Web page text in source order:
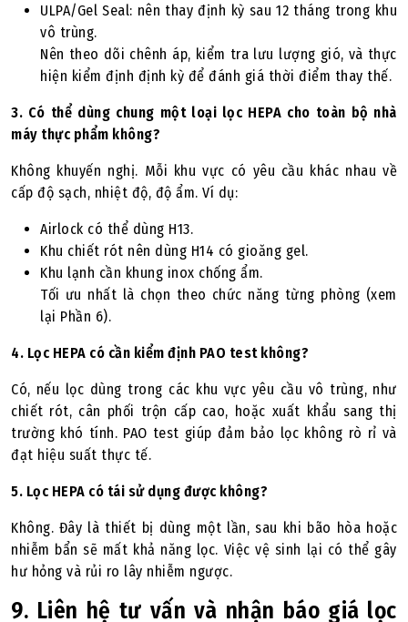
ULPA/Gel Seal: nên thay định kỳ sau 12 tháng trong khu
vô trùng.
Nên theo dõi chênh áp, kiểm tra lưu lượng gió, và thực
hiện kiểm định định kỳ để đánh giá thời điểm thay thế.
3. Có thể dùng chung một loại lọc HEPA cho toàn bộ nhà
máy thực phẩm không?
Không khuyến nghị. Mỗi khu vực có yêu cầu khác nhau về
cấp độ sạch, nhiệt độ, độ ẩm. Ví dụ:
Airlock có thể dùng H13.
Khu chiết rót nên dùng H14 có gioăng gel.
Khu lạnh cần khung inox chống ẩm.
Tối ưu nhất là chọn theo chức năng từng phòng (xem
lại Phần 6).
4. Lọc HEPA có cần kiểm định PAO test không?
Có, nếu lọc dùng trong các khu vực yêu cầu vô trùng, như
chiết rót, cân phối trộn cấp cao, hoặc xuất khẩu sang thị
trường khó tính. PAO test giúp đảm bảo lọc không rò rỉ và
đạt hiệu suất thực tế.
5. Lọc HEPA có tái sử dụng được không?
Không. Đây là thiết bị dùng một lần, sau khi bão hòa hoặc
nhiễm bẩn sẽ mất khả năng lọc. Việc vệ sinh lại có thể gây
hư hỏng và rủi ro lây nhiễm ngược.
9. Liên hệ tư vấn và nhận báo giá lọc